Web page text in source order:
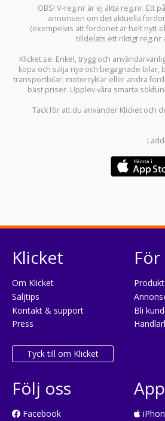
OBS! V-reg.nr är ej äkta reg.nr. Ett
annonsen om det aktuella
(exempelvis att fordonet är helt nytt
tilldelats ett riktigt reg.nr
Klicket.se: Enkel, trygg och
köpa och sälja nya och begagnade bilar,
transportbilar, motorcyklar eller andra
bäst priser. Upplev våra smarta
Tack för att du använder Klicket och
Klicket
Om Klicket
Säljtips
Kontakt & support
Press
Tyck till om Klicket
Bli
Följ oss
Facebook